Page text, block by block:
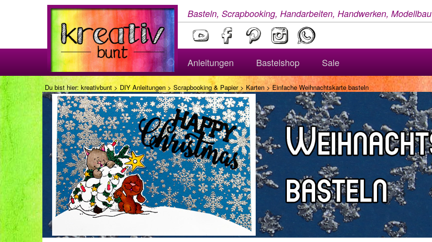
Basteln, Scrapbooking, Handarbeiten, Handwerken, Modellbau
Anleitungen Bastelshop Sale
Du bist hier: kreativbunt > DIY Anleitungen > Scrapbooking & Papier> Karten> Einfache Weihnachtskarte basteln